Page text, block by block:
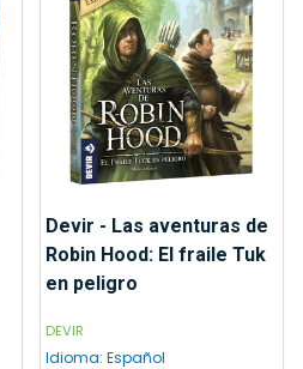
Devir - Las aventuras de
Robin Hood: El fraile Tuk
en peligro
DEVIR
Idioma: Español